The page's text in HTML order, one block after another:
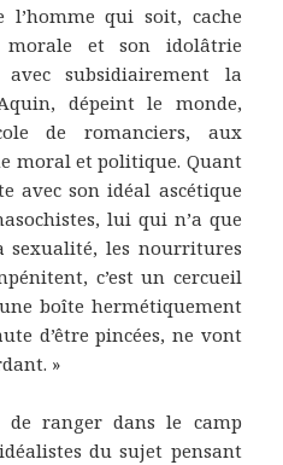
qui soit, cache
et son idolâtrie
subsidiairement la
dépeint le monde,
de romanciers, aux
moral et politique. Quant
avec son idéal ascétique
lui qui n’a que
sexualité, les nourritures
c’est un cercueil
boîte hermétiquement
d’être pincées, ne vont
»
de ranger dans le camp
du sujet pensant